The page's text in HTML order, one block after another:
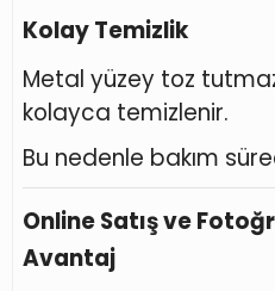
Kolay Temizlik
Metal yüzey toz
kolayca temizlenir.
Bu nedenle bakım
Online Satış ve
Avantaj